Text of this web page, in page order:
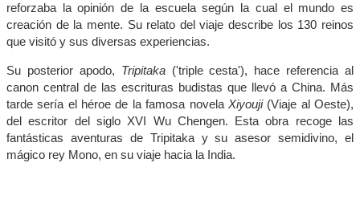
reforzaba la opinión de la escuela según la cual el mundo es
creación de la mente. Su relato del viaje describe los 130 reinos
que visitó y sus diversas experiencias.
Su posterior apodo, Tripitaka('triple cesta'), hace referencia al
canon central de las escrituras budistas que llevó a China. Más
tarde sería el héroe de la famosa novela Xiyouji(Viaje al Oeste),
del escritor del siglo XVI Wu Chengen. Esta obra recoge las
fantásticas aventuras de Tripitaka y su asesor semidivino, el
mágico rey Mono, en su viaje hacia la India.